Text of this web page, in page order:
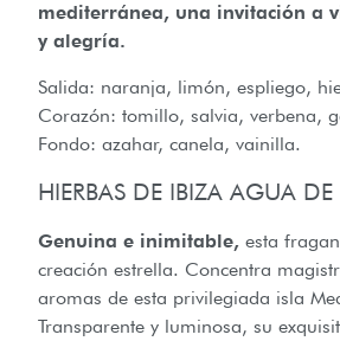
mediterránea, una invitación a
y alegría.
Salida: naranja, limón, espliego,
Corazón: tomillo, salvia, verbena,
Fondo: azahar, canela, vainilla.
HIERBAS DE IBIZA AGUA
Genuina e inimitable, esta
creación estrella. Concentra
aromas de esta privilegiada isla
Transparente y luminosa, su